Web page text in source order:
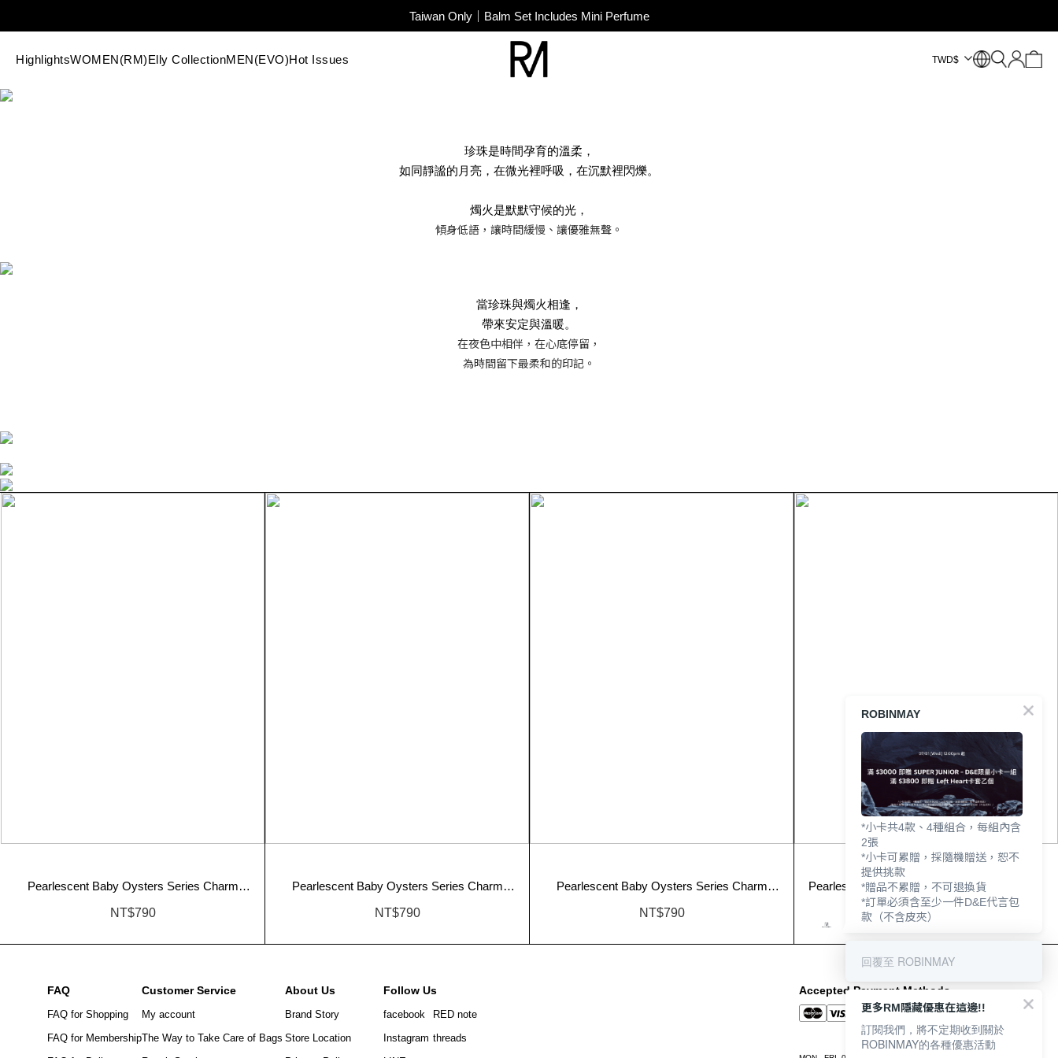
SUPER JUNIOR-D&E New Endorsement
Taiwan Only｜Balm Set Includes Mini Perfume
SUPER JUNIOR-D&E New Endorsement
HighlightsWOMEN(RM)Elly CollectionMEN(EVO)Hot Issues $
TWD
珍珠是時間孕育的溫柔，
如同靜謐的月亮，在微光裡呼吸，在沉默裡閃爍。
燭火是默默守候的光，
傾身低語，讓時間緩慢、讓優雅無聲。
當珍珠與燭火相逢，
帶來安定與溫暖。
在夜色中相伴，在心底停留，
為時間留下最柔和的印記。
Pearlescent Baby Oysters Series Charm
NT$790
Pearlescent Baby Oysters Series Charm
NT$790
Pearlescent Baby Oysters Series Charm
NT$790
Pearlescent Baby Oysters Series Coin Pouch
(Granny Version)
NT$790
FAQ
FAQ for Shopping
FAQ for Membership
Customer Service
My account
The Way to Take Care of Bags
About Us
Brand Story
Store Location
Follow Us
facebook
Instagram
RED note
threads
Accepted Payment Methods
ROBINMAY
*小卡共4款、4種組合，每組內含
2張
*小卡可累贈，採隨機贈送，恕不
提供挑款
*贈品不累贈，不可退換貨
*訂單必須含至少一件D&E代言包
款（不含皮夾）
回覆至 ROBINMAY
更多RM隱藏優惠在這邊!!
訂閱我們，將不定期收到關於
ROBINMAY的各種優惠活動